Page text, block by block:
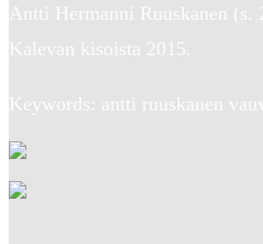
Antti Hermanni Ruuskanen
Kalevan kisoista 2015.
Keywords: antti ruuskanen